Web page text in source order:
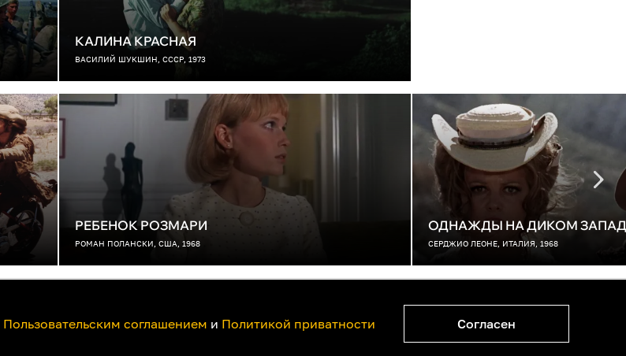
КАЛИНА КРАСНАЯ
ВАСИЛИЙ ШУКШИН, СССР, 1973
РЕБЕНОК РОЗМАРИ
РОМАН ПОЛАНСКИ, США, 1968
ОДНАЖДЫ НА ДИКОМ
СЕРДЖИО ЛЕОНЕ, ИТАЛИЯ, 1968
Пользовательским соглашением и Политикой приватности Согласен